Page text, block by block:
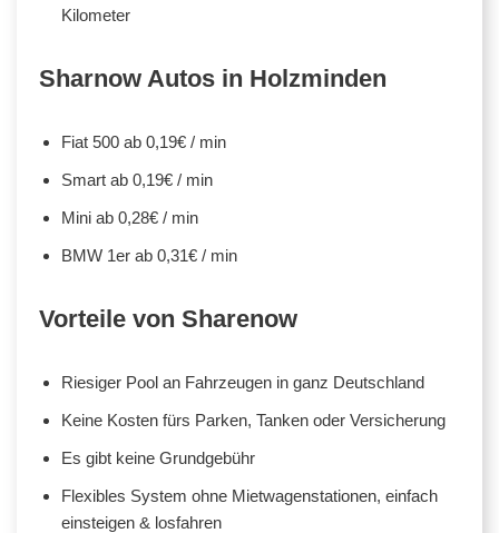
Kilometer
Sharnow Autos in Holzminden
Fiat 500 ab 0,19€ / min
Smart ab 0,19€ / min
Mini ab 0,28€ / min
BMW 1er ab 0,31€ / min
Vorteile von Sharenow
Riesiger Pool an Fahrzeugen in ganz Deutschland
Keine Kosten fürs Parken, Tanken oder Versicherung
Es gibt keine Grundgebühr
Flexibles System ohne Mietwagenstationen, einfach
einsteigen & losfahren